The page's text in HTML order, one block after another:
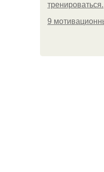
тренироваться.
9